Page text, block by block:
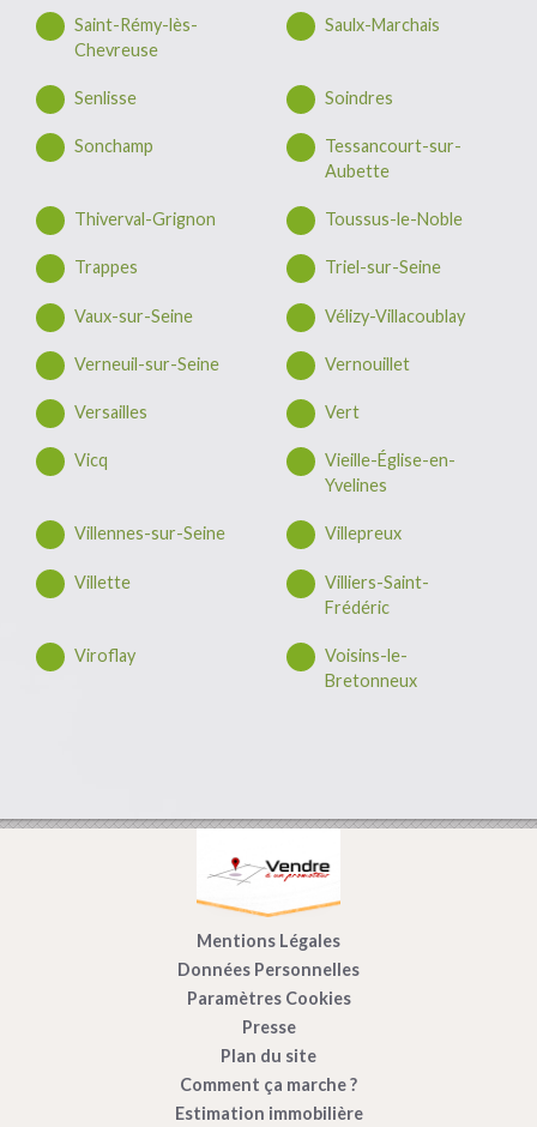
Saint-Rémy-lès-
Chevreuse
Saulx-Marchais
Senlisse Soindres
Sonchamp
Tessancourt-sur-
Aubette
Thiverval-Grignon Toussus-le-Noble
Trappes Triel-sur-Seine
Vaux-sur-Seine Vélizy-Villacoublay
Verneuil-sur-Seine Vernouillet
Versailles Vert
Vicq
Vieille-Église-en-
Yvelines
Villennes-sur-Seine Villepreux
Villette
Villiers-Saint-
Frédéric
Viroflay
Voisins-le-
Bretonneux
Mentions Légales
Données Personnelles
Paramètres Cookies
Presse
Plan du site
Comment ça marche ?
Estimation immobilière